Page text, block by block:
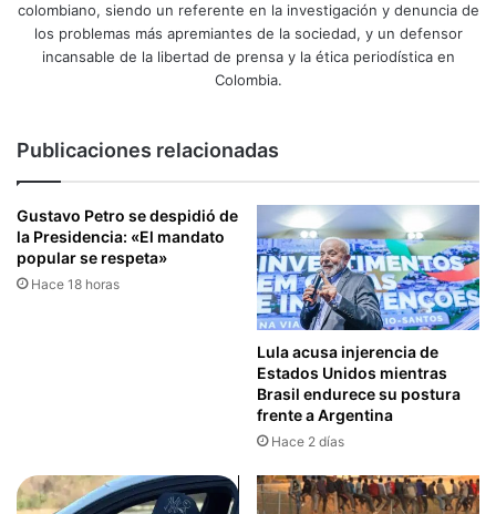
colombiano, siendo un referente en la investigación y denuncia de
los problemas más apremiantes de la sociedad, y un defensor
incansable de la libertad de prensa y la ética periodística en
Colombia.
Publicaciones relacionadas
Gustavo Petro se despidió de
la Presidencia: «El mandato
popular se respeta»
Hace 18 horas
Lula acusa injerencia de
Estados Unidos mientras
Brasil endurece su postura
frente a Argentina
Hace 2 días